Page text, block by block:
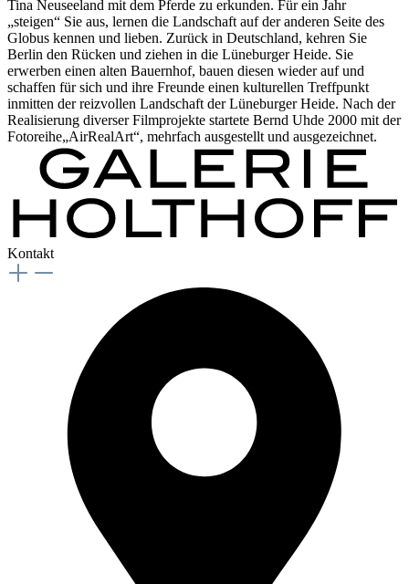
Tina Neuseeland mit dem Pferde zu erkunden. Für ein Jahr
„steigen“ Sie aus, lernen die Landschaft auf der anderen Seite des
Globus kennen und lieben. Zurück in Deutschland, kehren Sie
Berlin den Rücken und ziehen in die Lüneburger Heide. Sie
erwerben einen alten Bauernhof, bauen diesen wieder auf und
schaffen für sich und ihre Freunde einen kulturellen Treffpunkt
inmitten der reizvollen Landschaft der Lüneburger Heide. Nach der
Realisierung diverser Filmprojekte startete Bernd Uhde 2000 mit der
Fotoreihe„AirRealArt“, mehrfach ausgestellt und ausgezeichnet.
Kontakt